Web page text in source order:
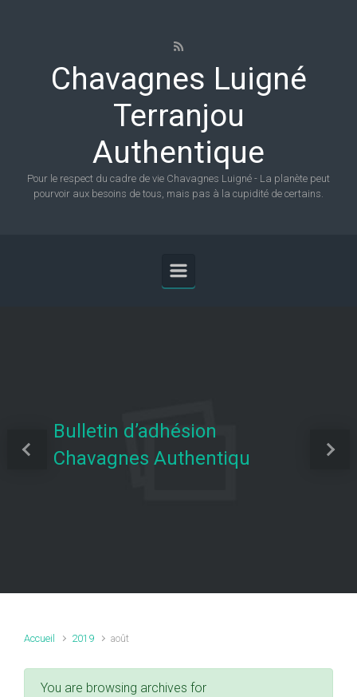
Chavagnes Luigné
Terranjou
Authentique
Pour le respect du cadre de vie Chavagnes Luigné - La planète peut
pourvoir aux besoins de tous, mais pas à la cupidité de certains.
Bulletin d’adhésion
Chavagnes Authentiqu
Previous Next
Accueil 2019 août
You are browsing archives for